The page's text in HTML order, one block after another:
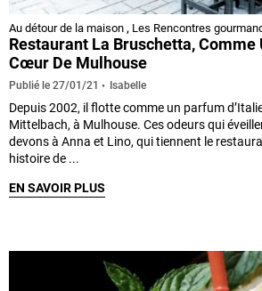
Au détour de la maison , Les Rencontres
Restaurant La Bruschetta, Comme
Cœur De Mulhouse
Publié le 27/01/21 Isabelle
Depuis 2002, il flotte comme un parfum
Mittelbach, à Mulhouse. Ces odeurs qui
devons à Anna et Lino, qui tiennent le
histoire de ...
EN SAVOIR PLUS